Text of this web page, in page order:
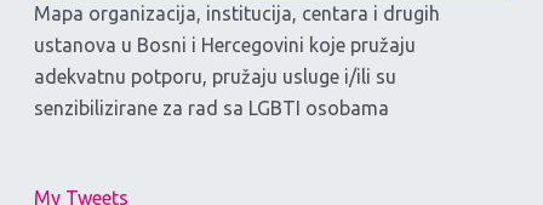
Mapa organizacija, institucija, centara i drugih
ustanova u Bosni i Hercegovini koje pružaju
adekvatnu potporu, pružaju usluge i/ili su
senzibilizirane za rad sa LGBTI osobama
My Tweets